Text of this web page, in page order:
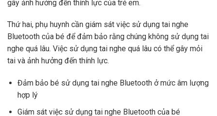
gây ảnh hưởng đến thính lực của trẻ em.
Thứ hai, phụ huynh cần giám sát việc sử dụng tai nghe
Bluetooth của bé để đảm bảo rằng chúng không sử dụng tai
nghe quá lâu. Việc sử dụng tai nghe quá lâu có thể gây mỏi
tai và ảnh hưởng đến thính lực.
Đảm bảo bé sử dụng tai nghe Bluetooth ở mức âm lượng
hợp lý
Giám sát việc sử dụng tai nghe Bluetooth của bé